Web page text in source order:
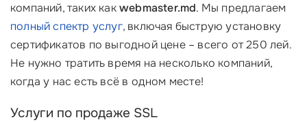
компаний, таких какwebmaster.md. Мы предлагаем
полный спектр услуг, включая быструю установку
сертификатов по выгодной цене – всего от 250 лей.
Не нужно тратить время на несколько компаний,
когда у нас есть всё в одном месте!
Услуги по продаже SSL